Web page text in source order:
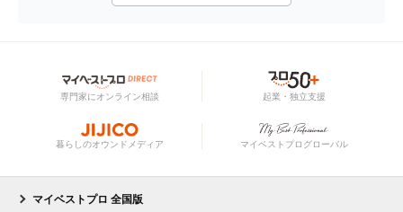
専門家にオンライン相談 起業・独立支援
暮らしのオウンドメディア マイベストプログローバル
マイベストプロ 全国版